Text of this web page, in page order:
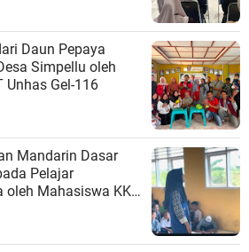
Daun Pepaya
Simpellu oleh
Unhas Gel-116
Mandarin Dasar
Pelajar
oleh Mahasiswa KKN